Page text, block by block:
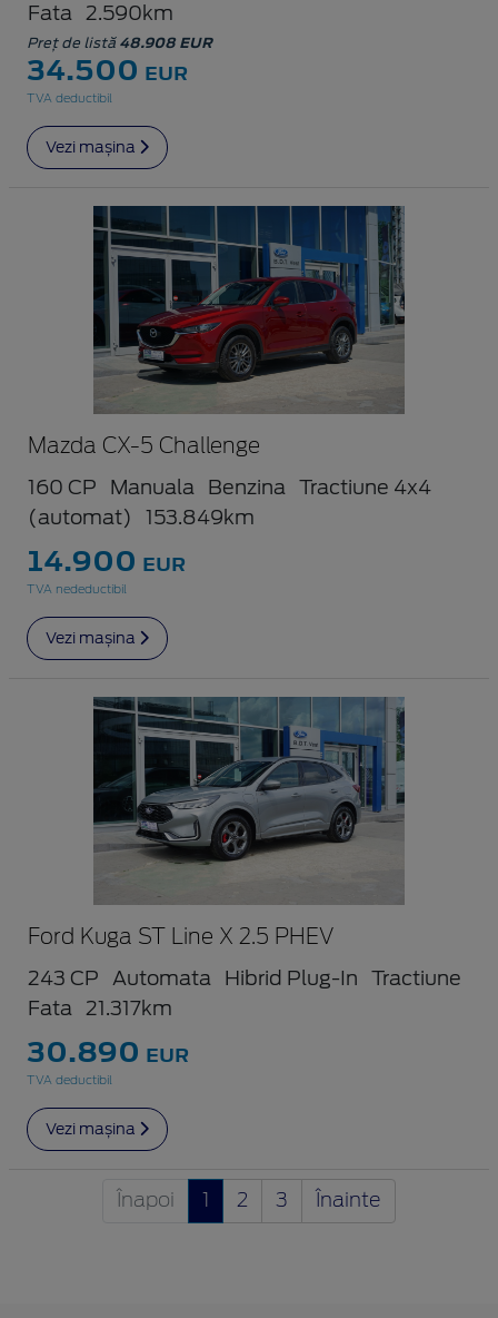
Fata 2.590km
Preț de listă48.908 EUR
34.500 EUR
TVA deductibil
Vezi mașina
Mazda CX-5 Challenge
160 CP Manuala Benzina
Tractiune 4x4
(automat)
153.849km
14.900 EUR
TVA nedeductibil
Vezi mașina
Ford Kuga ST Line X 2.5 PHEV
243 CP Automata Hibrid Plug-In
Tractiune
Fata
21.317km
30.890 EUR
TVA deductibil
Vezi mașina
Înapoi 2 3 Înainte